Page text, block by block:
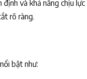
và khả năng chịu
rõ ràng.
bật như: